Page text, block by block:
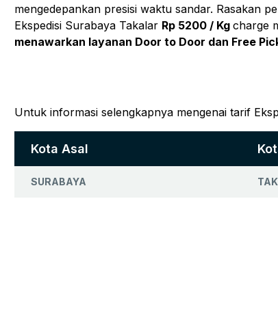
mengedepankan presisi waktu sandar. Rasakan
Ekspedisi Surabaya Takalar Rp 5200 / Kg charge
menawarkan layanan Door to Door dan Free
Untuk informasi selengkapnya mengenai tarif
Kota Asal
SURABAYA